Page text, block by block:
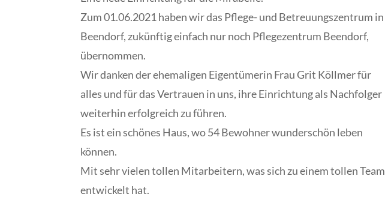
Zum 01.06.2021 haben wir das Pflege- und Betreuungszentrum in
Beendorf, zukünftig einfach nur noch Pflegezentrum Beendorf,
übernommen.
Wir danken der ehemaligen Eigentümerin Frau Grit Köllmer für
alles und für das Vertrauen in uns, ihre Einrichtung als Nachfolger
weiterhin erfolgreich zu führen.
Es ist ein schönes Haus, wo 54 Bewohner wunderschön leben
können.
Mit sehr vielen tollen Mitarbeitern, was sich zu einem tollen Team
entwickelt hat.